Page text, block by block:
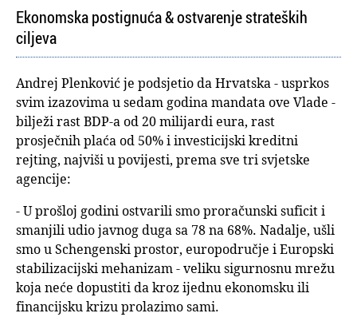
Ekonomska postignuća & ostvarenje strateških
ciljeva
Andrej Plenković je podsjetio da Hrvatska - usprkos
svim izazovima u sedam godina mandata ove Vlade -
bilježi rast BDP-a od 20 milijardi eura, rast
prosječnih plaća od 50% i investicijski kreditni
rejting, najviši u povijesti, prema sve tri svjetske
agencije:
- U prošloj godini ostvarili smo proračunski suficit i
smanjili udio javnog duga sa 78 na 68%. Nadalje, ušli
smo u Schengenski prostor, europodručje i Europski
stabilizacijski mehanizam - veliku sigurnosnu mrežu
koja neće dopustiti da kroz ijednu ekonomsku ili
financijsku krizu prolazimo sami.